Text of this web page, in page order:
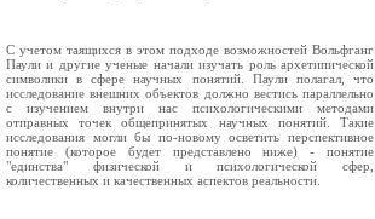
С учетом таящихся в этом подходе возможностей Вольфганг
Паули и другие ученые начали изучать роль архетипической
символики в сфере научных понятий. Паули полагал, что
исследование внешних объектов должно вестись параллельно
с изучением внутри нас психологическими методами
отправных точек общепринятых научных понятий. Такие
исследования могли бы по-новому осветить перспективное
понятие (которое будет представлено ниже) - понятие
"единства" физической и психологической сфер,
количественных и качественных аспектов реальности.